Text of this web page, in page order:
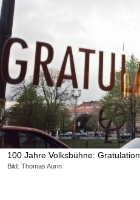
100 Jahre Volksbühne: Gratulation
Bild: Thomas Aurin